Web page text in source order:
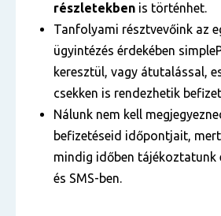
részletekben is történhet.
Tanfolyami résztvevőink az
ügyintézés érdekében
keresztül, vagy átutalással,
csekken is rendezhetik
Nálunk nem kell
befizetéseid időpontjait,
mindig időben tájékoztatunk
és SMS-ben.